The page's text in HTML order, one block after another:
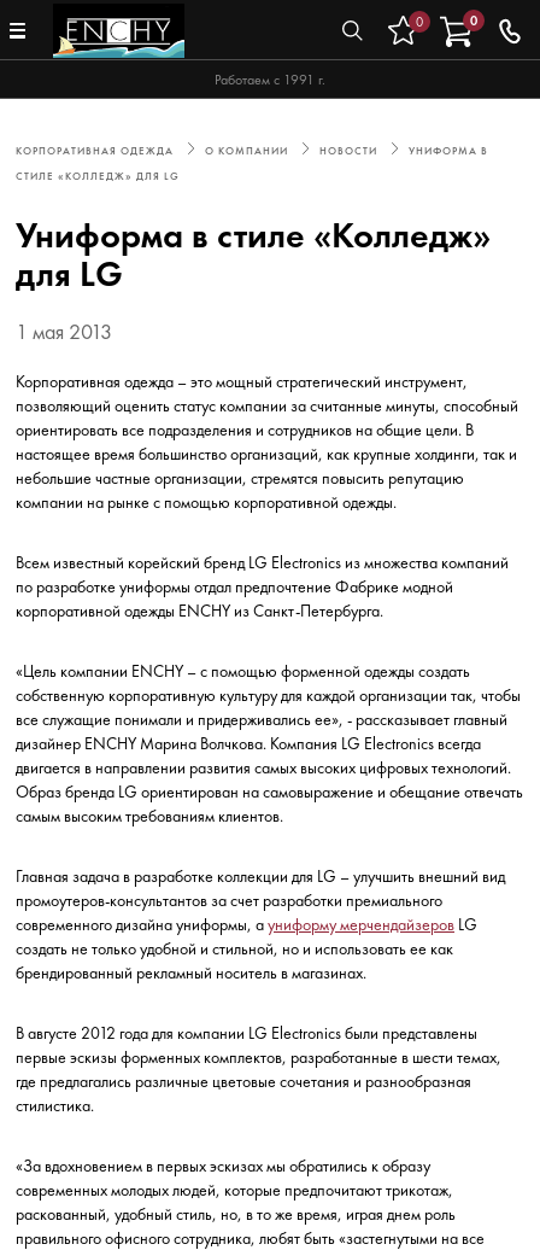
Работаем с 1991 г.
0 0
КОРПОРАТИВНАЯ ОДЕЖДА О КОМПАНИИ НОВОСТИ
УНИФОРМА В
СТИЛЕ «КОЛЛЕДЖ» ДЛЯ LG
Униформа в стиле «Колледж»
для LG
1 мая 2013
Корпоративная одежда – это мощный стратегический инструмент,
позволяющий оценить статус компании за считанные минуты, способный
ориентировать все подразделения и сотрудников на общие цели. В
настоящее время большинство организаций, как крупные холдинги, так и
небольшие частные организации, стремятся повысить репутацию
компании на рынке с помощью корпоративной одежды.
Всем известный корейский бренд LG Electronics из множества компаний
по разработке униформы отдал предпочтение Фабрике модной
корпоративной одежды ENCHY из Санкт-Петербурга.
«Цель компании ENCHY – с помощью форменной одежды создать
собственную корпоративную культуру для каждой организации так, чтобы
все служащие понимали и придерживались ее», - рассказывает главный
дизайнер ENCHY Марина Волчкова. Компания LG Electronics всегда
двигается в направлении развития самых высоких цифровых технологий.
Образ бренда LG ориентирован на самовыражение и обещание отвечать
самым высоким требованиям клиентов.
Главная задача в разработке коллекции для LG – улучшить внешний вид
промоутеров-консультантов за счет разработки премиального
современного дизайна униформы, ауниформу мерчендайзеров LG
создать не только удобной и стильной, но и использовать ее как
брендированный рекламный носитель в магазинах.
В августе 2012 года для компании LG Electronics были представлены
первые эскизы форменных комплектов, разработанные в шести темах,
где предлагались различные цветовые сочетания и разнообразная
стилистика.
«За вдохновением в первых эскизах мы обратились к образу
современных молодых людей, которые предпочитают трикотаж,
раскованный, удобный стиль, но, в то же время, играя днем роль
правильного офисного сотрудника, любят быть «застегнутыми на все